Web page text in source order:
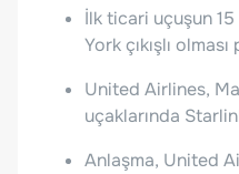
İlk ticari uçuşun
York çıkışlı
United Airlines,
uçaklarında
Anlaşma, United